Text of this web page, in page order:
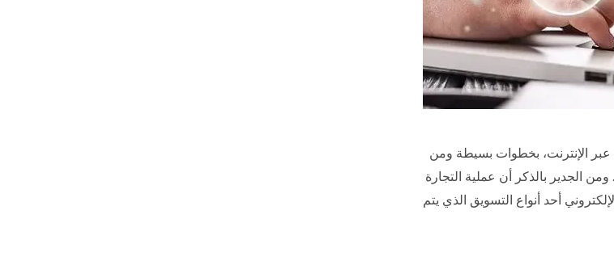
عبر الإنترنت، بخطوات بسيطة ومن
الجدير بالذكر أن عملية التجارة
أحد أنواع التسويق الذي يتم